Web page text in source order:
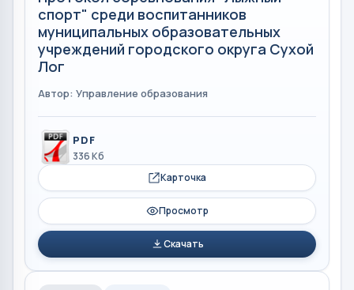
спорт" среди воспитанников
муниципальных образовательных
учреждений городского округа Сухой
Лог
Автор: Управление образования
PDF
336 Кб
Карточка
Просмотр
Скачать